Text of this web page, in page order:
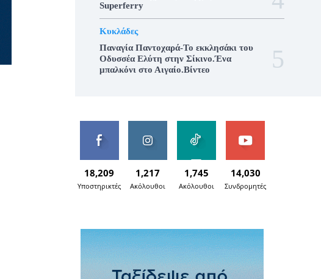
Superferry
Κυκλάδες
Παναγία Παντοχαρά-Το εκκλησάκι του
Οδυσσέα Ελύτη στην Σίκινο.Ένα
μπαλκόνι στο Αιγαίο.Βίντεο
18,209
Υποστηρικτές
1,217
Ακόλουθοι
1,745
Ακόλουθοι
14,030
Συνδρομητές